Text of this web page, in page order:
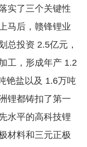
了三个关键性
马后，赣锋锂业
总投资 2.5亿元，
工，形成年产 1.2
铯盐以及 1.6万吨
锂都铸扣了第一
水平的高科技锂
材料和三元正极